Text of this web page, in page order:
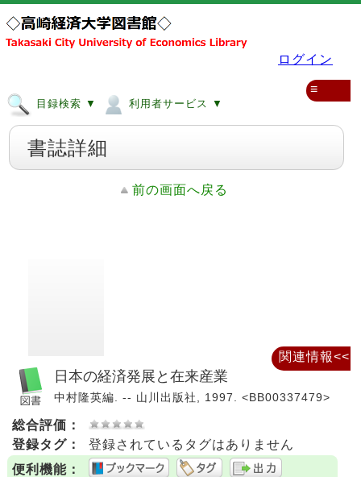
ログイン
目録検索 ▼ 利用者サービス ▼
≡
書誌詳細
前の画面へ戻る
日本の経済発展と在来産業
中村隆英編. -- 山川出版社, 1997. <BB00337479>
総合評価：
登録タグ：
登録されているタグはありません
便利機能：
関連情報<<